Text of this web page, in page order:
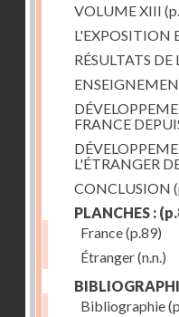
VOLUME XIII
L'EXPOSITION
RÉSULTATS
FRANCE
L'ÉTRANGER
CONCLUSION
PLANCHES :
France(p.89)
Étranger(n.n.)
Bibliographie